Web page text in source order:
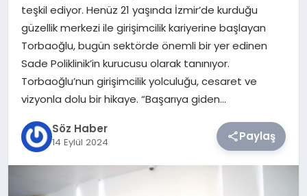
DÜNYA
TEKNOLOJI
SIYASET
YAŞAM
teşkil ediyor. Henüz 21 yaşında İzmir’de kurduğu
güzellik merkezi ile girişimcilik kariyerine başlayan
Torbaoğlu, bugün sektörde önemli bir yer edinen
Sade Poliklinik’in kurucusu olarak tanınıyor.
Torbaoğlu’nun girişimcilik yolculuğu, cesaret ve
vizyonla dolu bir hikaye. “Başarıya giden…
Söz Haber
14 Eylül 2024 Paylaş